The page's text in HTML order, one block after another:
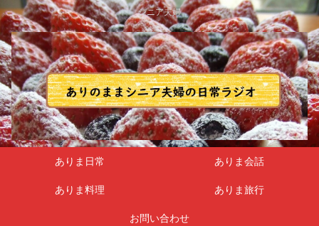
シニア夫婦
ありま日常 ありま会話
ありま料理 ありま旅行
お問い合わせ